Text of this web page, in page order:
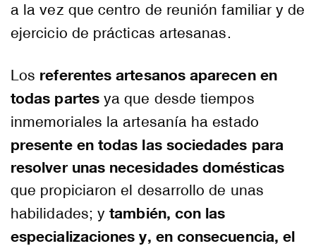
a la vez que centro de reunión familiar y de
ejercicio de prácticas artesanas.
Los referentes artesanos aparecen en
todas partesya que desde tiempos
inmemoriales la artesanía ha estado
presente en todas las sociedades para
resolver unas necesidades domésticas
que propiciaron el desarrollo de unas
habilidades; ytambién, con las
especializaciones y, en consecuencia, el